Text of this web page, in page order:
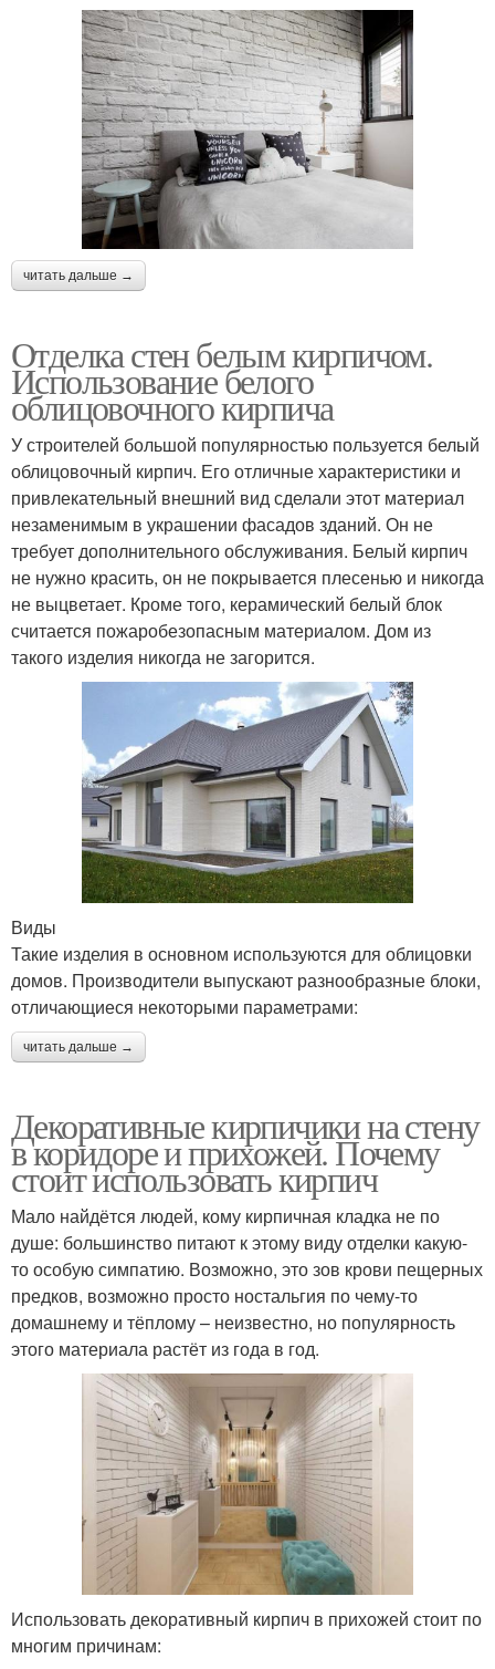
читать дальше →
Отделка стен белым кирпичом.
Использование белого
облицовочного кирпича
У строителей большой популярностью пользуется белый
облицовочный кирпич. Его отличные характеристики и
привлекательный внешний вид сделали этот материал
незаменимым в украшении фасадов зданий. Он не
требует дополнительного обслуживания. Белый кирпич
не нужно красить, он не покрывается плесенью и никогда
не выцветает. Кроме того, керамический белый блок
считается пожаробезопасным материалом. Дом из
такого изделия никогда не загорится.
Виды
Такие изделия в основном используются для облицовки
домов. Производители выпускают разнообразные блоки,
отличающиеся некоторыми параметрами:
читать дальше →
Декоративные кирпичики на стену
в коридоре и прихожей. Почему
стоит использовать кирпич
Мало найдётся людей, кому кирпичная кладка не по
душе: большинство питают к этому виду отделки какую-
то особую симпатию. Возможно, это зов крови пещерных
предков, возможно просто ностальгия по чему-то
домашнему и тёплому – неизвестно, но популярность
этого материала растёт из года в год.
Использовать декоративный кирпич в прихожей стоит по
многим причинам: